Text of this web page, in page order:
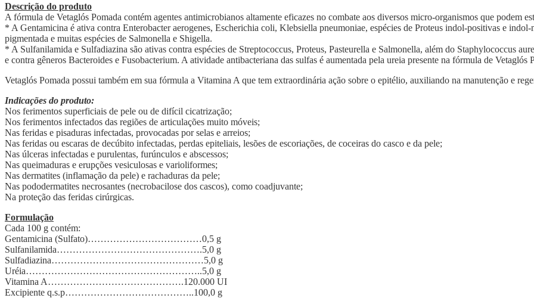
Descrição do produto
A fórmula de Vetaglós Pomada contém agentes antimicrobianos altamente eficazes no combate aos diversos micro-organismos que podem
* A Gentamicina é ativa contra Enterobacter aerogenes, Escherichia coli, Klebsiella pneumoniae, espécies de Proteus indol-positivas e indol-
pigmentada e muitas espécies de Salmonella e Shigella.
* A Sulfanilamida e Sulfadiazina são ativas contra espécies de Streptococcus, Proteus, Pasteurella e Salmonella, além do Staphylococcus
e contra gêneros Bacteroides e Fusobacterium. A atividade antibacteriana das sulfas é aumentada pela ureia presente na fórmula de Vetaglós
Vetaglós Pomada possui também em sua fórmula a Vitamina A que tem extraordinária ação sobre o epitélio, auxiliando na manutenção e
Indicações do produto:
Nos ferimentos superficiais de pele ou de difícil cicatrização;
Nos ferimentos infectados das regiões de articulações muito móveis;
Nas feridas e pisaduras infectadas, provocadas por selas e arreios;
Nas feridas ou escaras de decúbito infectadas, perdas epiteliais, lesões de escoriações, de coceiras do casco e da pele;
Nas úlceras infectadas e purulentas, furúnculos e abscessos;
Nas queimaduras e erupções vesiculosas e varioliformes;
Nas dermatites (inflamação da pele) e rachaduras da pele;
Nas pododermatites necrosantes (necrobacilose dos cascos), como coadjuvante;
Na proteção das feridas cirúrgicas.
Formulação
Cada 100 g contém:
Gentamicina (Sulfato)………………………………0,5 g
Sulfanilamida……………………………………….5,0 g
Sulfadiazina…………………………………………5,0 g
Uréia………………………………………………..5,0 g
Vitamina A…………………………………….120.000 UI
Excipiente q.s.p…………………………………..100,0 g